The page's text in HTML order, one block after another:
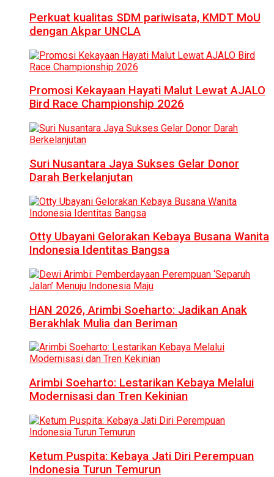
Perkuat kualitas SDM pariwisata, KMDT MoU
dengan Akpar UNCLA
Promosi Kekayaan Hayati Malut Lewat AJALO
Bird Race Championship 2026
Suri Nusantara Jaya Sukses Gelar Donor
Darah Berkelanjutan
Otty Ubayani Gelorakan Kebaya Busana Wanita
Indonesia Identitas Bangsa
HAN 2026, Arimbi Soeharto: Jadikan Anak
Berakhlak Mulia dan Beriman
Arimbi Soeharto: Lestarikan Kebaya Melalui
Modernisasi dan Tren Kekinian
Ketum Puspita: Kebaya Jati Diri Perempuan
Indonesia Turun Temurun